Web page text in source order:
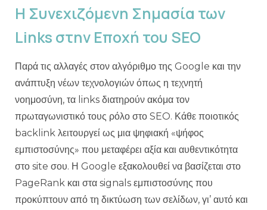
Η Συνεχιζόμενη Σημασία των
Links στην Εποχή του SEO
Παρά τις αλλαγές στον αλγόριθμο της Google και την
ανάπτυξη νέων τεχνολογιών όπως η τεχνητή
νοημοσύνη, τα links διατηρούν ακόμα τον
πρωταγωνιστικό τους ρόλο στο SEO. Κάθε ποιοτικός
backlink λειτουργεί ως μια ψηφιακή «ψήφος
εμπιστοσύνης» που μεταφέρει αξία και αυθεντικότητα
στο site σου. Η Google εξακολουθεί να βασίζεται στο
PageRank και στα signals εμπιστοσύνης που
προκύπτουν από τη δικτύωση των σελίδων, γι’ αυτό και